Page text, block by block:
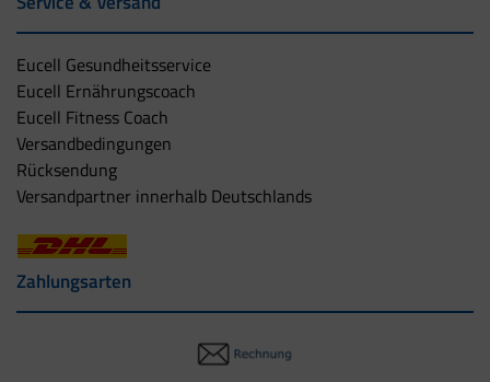
Eucell Gesundheitsservice
Eucell Ernährungscoach
Eucell Fitness Coach
Versandbedingungen
Rücksendung
Versandpartner innerhalb Deutschlands
Zahlungsarten